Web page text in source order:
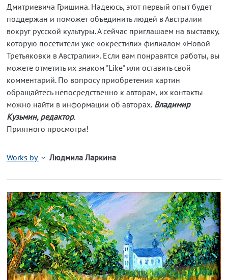
Дмитриевича Гришина. Надеюсь, этот первый опыт будет
поддержан и поможет объединить людей в Австралии
вокруг русской культуры. А сейчас приглашаем на выставку,
которую посетители уже «окрестили» филиалом «Новой
Третьяковки в Австралии». Если вам понравятся работы, вы
можете отметить их знаком "Like" или оставить свой
комментарий. По вопросу приобретения картин
обращайтесь непосредственно к авторам, их контакты
можно найти в информации об авторах. Владимир
Кузьмин, редактор.
Приятного просмотра!
Works by Людмила Ларкина